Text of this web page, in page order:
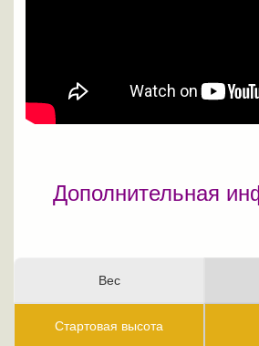
Дополнительная
Вес
Стартовая высота